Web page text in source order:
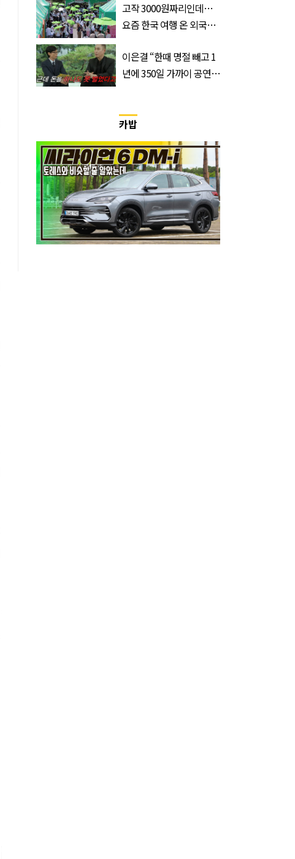
정체
고작 3000원짜리인데…
요즘 한국 여행 온 외국인
것'
이은결 “한때 명절 빼고 1
년에 350일 가까이 공연했
카밥